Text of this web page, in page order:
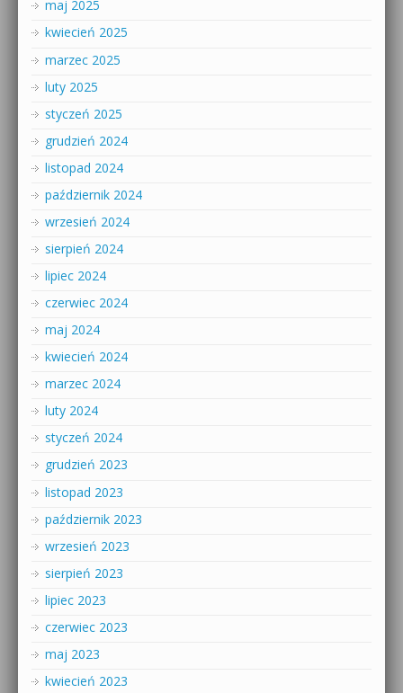
maj 2025
kwiecień 2025
marzec 2025
luty 2025
styczeń 2025
grudzień 2024
listopad 2024
październik 2024
wrzesień 2024
sierpień 2024
lipiec 2024
czerwiec 2024
maj 2024
kwiecień 2024
marzec 2024
luty 2024
styczeń 2024
grudzień 2023
listopad 2023
październik 2023
wrzesień 2023
sierpień 2023
lipiec 2023
czerwiec 2023
maj 2023
kwiecień 2023